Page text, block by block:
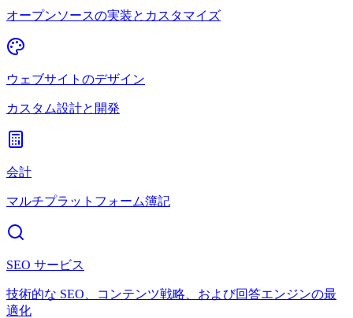
オープンソースの実装とカスタマイズ
ウェブサイトのデザイン
カスタム設計と開発
会計
マルチプラットフォーム簿記
SEO サービス
技術的な SEO、コンテンツ戦略、および回答エンジンの最
適化